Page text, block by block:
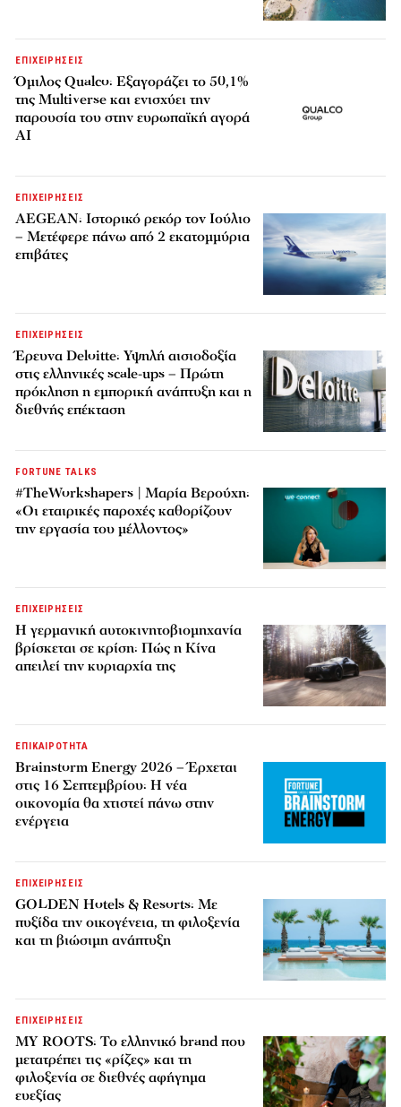
ΕΠΙΧΕΙΡΗΣΕΙΣ
Όμιλος Qualco: Εξαγοράζει το 50,1%
της Multiverse και ενισχύει την
παρουσία του στην ευρωπαϊκή αγορά
AI
ΕΠΙΧΕΙΡΗΣΕΙΣ
AEGEAN: Ιστορικό ρεκόρ τον Ιούλιο
– Μετέφερε πάνω από 2 εκατομμύρια
επιβάτες
ΕΠΙΧΕΙΡΗΣΕΙΣ
Έρευνα Deloitte: Υψηλή αισιοδοξία
στις ελληνικές scale-ups – Πρώτη
πρόκληση η εμπορική ανάπτυξη και η
διεθνής επέκταση
FORTUNE TALKS
#TheWorkshapers | Μαρία Βερούχη:
«Οι εταιρικές παροχές καθορίζουν
την εργασία του μέλλοντος»
ΕΠΙΧΕΙΡΗΣΕΙΣ
Η γερμανική αυτοκινητοβιομηχανία
βρίσκεται σε κρίση: Πώς η Κίνα
απειλεί την κυριαρχία της
ΕΠΙΚΑΙΡΟΤΗΤΑ
Brainstorm Energy 2026 – Έρχεται
στις 16 Σεπτεμβρίου: Η νέα
οικονομία θα χτιστεί πάνω στην
ενέργεια
ΕΠΙΧΕΙΡΗΣΕΙΣ
GOLDEN Hotels & Resorts: Με
πυξίδα την οικογένεια, τη φιλοξενία
και τη βιώσιμη ανάπτυξη
ΕΠΙΧΕΙΡΗΣΕΙΣ
MY ROOTS: Το ελληνικό brand που
μετατρέπει τις «ρίζες» και τη
φιλοξενία σε διεθνές αφήγημα
ευεξίας